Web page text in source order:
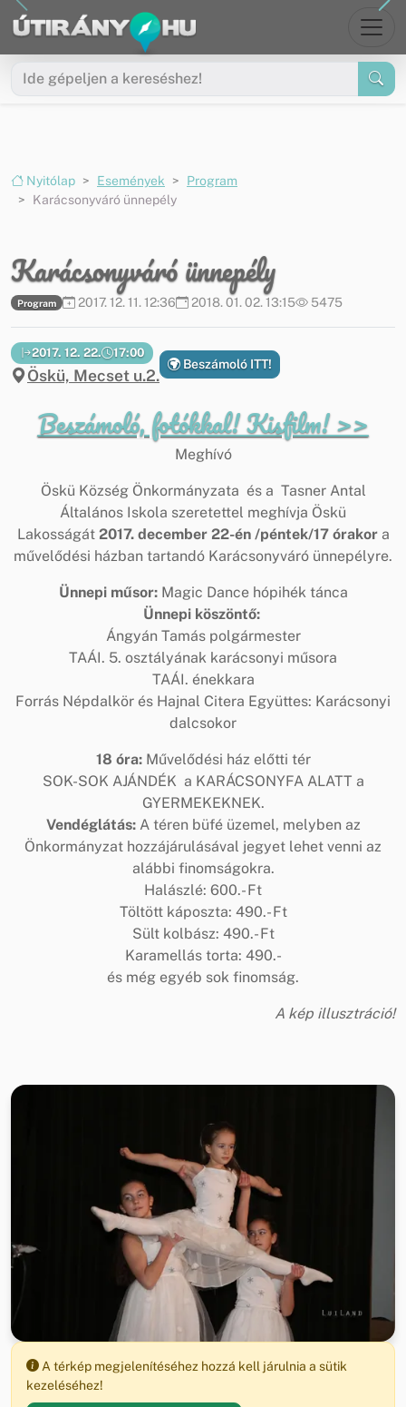
Ugrás a menüre
Ugrás a tartalomra
Nyitólap Események
Program
Karácsonyváró ünnepély
Karácsonyváró ünnepély
Program 2017. 12. 11. 12:36 2018. 01. 02. 13:15 5475
2017. 12. 22. 17:00
Öskü, Mecset u.2.
Beszámoló ITT!
Beszámoló, fotókkal! Kisfilm! >>
Meghívó
Öskü Község Önkormányzata és a Tasner Antal
Általános Iskola szeretettel meghívja Öskü
Lakosságát 2017. december 22-én /péntek/17 órakor a
művelődési házban tartandó Karácsonyváró ünnepélyre.
Ünnepi műsor: Magic Dance hópihék tánca
Ünnepi köszöntő:
Ángyán Tamás polgármester
TAÁI. 5. osztályának karácsonyi műsora
TAÁI. énekkara
Forrás Népdalkör és Hajnal Citera Együttes: Karácsonyi
dalcsokor
18 óra: Művelődési ház előtti tér
SOK-SOK AJÁNDÉK a KARÁCSONYFA ALATT a
GYERMEKEKNEK.
Vendéglátás:A téren büfé üzemel, melyben az
Önkormányzat hozzájárulásával jegyet lehet venni az
alábbi finomságokra.
Halászlé: 600.- Ft
Töltött káposzta: 490.- Ft
Sült kolbász: 490.- Ft
Karamellás torta: 490.-
és még egyéb sok finomság.
A kép illusztráció!
A térkép megjelenítéséhez hozzá kell járulnia a sütik
kezeléséhez!